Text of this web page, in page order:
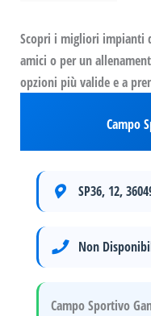
Scopri i migliori impianti
amici o per un
opzioni più valide e a
Campo
SP36, 12,
Non
Campo Sportivo